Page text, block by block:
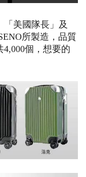
美國隊長」及
所製造，品質
個，想要的